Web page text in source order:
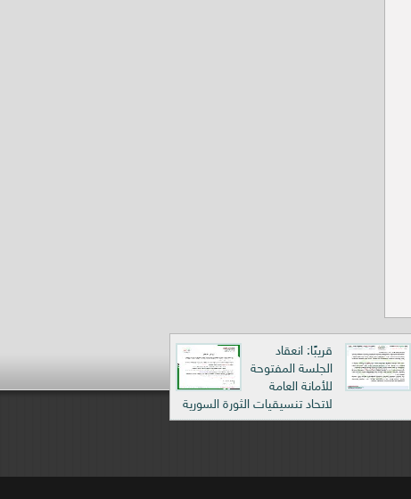
قريبًا: انعقاد
الجلسة المفتوحة
للأمانة العامة
لاتحاد تنسيقيات الثورة السورية